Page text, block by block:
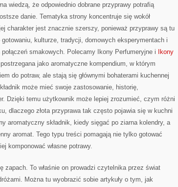
wiedzą, że odpowiednio dobrane przyprawy potrafią
danie. Tematyka strony koncentruje się wokół
charakter jest znacznie szerszy, ponieważ przyprawy są tu
kulturze, tradycji, domowych eksperymentach i
smakowych. Polecamy Ikony Perfumeryjne i
Ikony
jako aromatyczne kompendium, w którym
do potraw, ale stają się głównymi bohaterami kuchennej
może mieć swoje zastosowanie, historię,
Dzięki temu użytkownik może lepiej zrozumieć, czym różni
dlaczego złota przyprawa tak często pojawia się w kuchni
aromatyczny składnik, kiedy sięgać po ziarna kolendry, a
aromat. Tego typu treści pomagają nie tylko gotować
komponować własne potrawy.
zapach. To właśnie on prowadzi czytelnika przez świat
Można tu wyobrazić sobie artykuły o tym, jak